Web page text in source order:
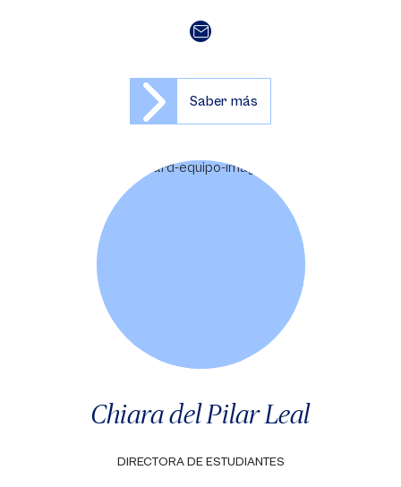
Saber más
Chiara del Pilar Leal
DIRECTORA DE ESTUDIANTES